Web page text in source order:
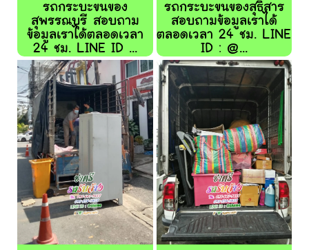
รถกระบะขนของ
สุพรรณบุรี สอบถาม
ข้อมูลเราได้ตลอดเวลา
24 ชม. LINE ID ...
รถกระบะขนของสุธิสาร
สอบถามข้อมูลเราได้
ตลอดเวลา 24 ชม. LINE
ID : @...